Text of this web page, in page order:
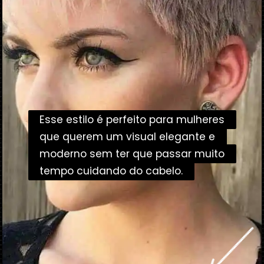
Esse estilo é perfeito para mulheres
que querem um visual elegante e
moderno sem ter que passar muito
tempo cuidando do cabelo.
Esse estilo é perfeito para mulheres
que querem um visual elegante e
moderno sem ter que passar muito
tempo cuidando do cabelo.